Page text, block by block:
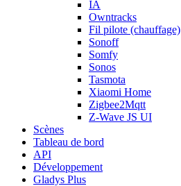
IA
Owntracks
Fil pilote (chauffage)
Sonoff
Somfy
Sonos
Tasmota
Xiaomi Home
Zigbee2Mqtt
Z-Wave JS UI
Scènes
Tableau de bord
API
Développement
Gladys Plus